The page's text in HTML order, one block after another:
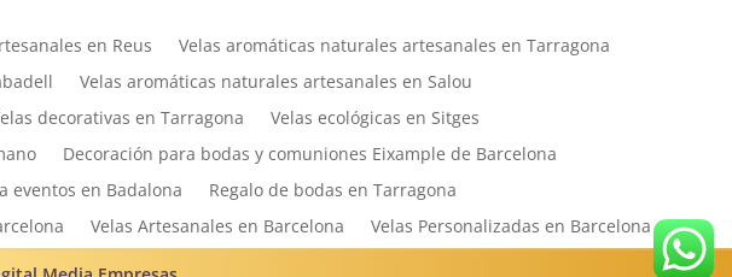
en Reus
Velas aromáticas naturales artesanales en Tarragona
Velas aromáticas naturales artesanales en Salou
decorativas en Tarragona
Velas ecológicas en Sitges
Decoración para bodas y comuniones Eixample de Barcelona
eventos en Badalona
Regalo de bodas en Tarragona
Velas Artesanales en Barcelona Velas Personalizadas en Barcelona